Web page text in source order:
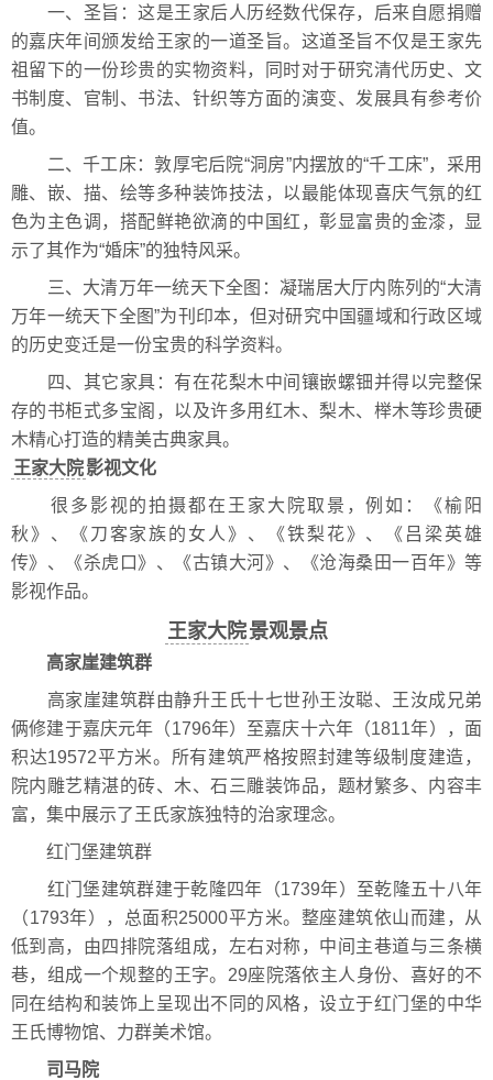
一、圣旨：这是王家后人历经数代保存，后来自愿捐赠
的嘉庆年间颁发给王家的一道圣旨。这道圣旨不仅是王家先
祖留下的一份珍贵的实物资料，同时对于研究清代历史、文
书制度、官制、书法、针织等方面的演变、发展具有参考价
值。
二、千工床：敦厚宅后院“洞房”内摆放的“千工床”，采用
雕、嵌、描、绘等多种装饰技法，以最能体现喜庆气氛的红
色为主色调，搭配鲜艳欲滴的中国红，彰显富贵的金漆，显
示了其作为“婚床”的独特风采。
三、大清万年一统天下全图：凝瑞居大厅内陈列的“大清
万年一统天下全图”为刊印本，但对研究中国疆域和行政区域
的历史变迁是一份宝贵的科学资料。
四、其它家具：有在花梨木中间镶嵌螺钿并得以完整保
存的书柜式多宝阁，以及许多用红木、梨木、榉木等珍贵硬
木精心打造的精美古典家具。
王家大院影视文化
很多影视的拍摄都在王家大院取景，例如：《榆阳
秋》、《刀客家族的女人》、《铁梨花》、《吕梁英雄
传》、《杀虎口》、《古镇大河》、《沧海桑田一百年》等
影视作品。
王家大院景观景点
高家崖建筑群
高家崖建筑群由静升王氏十七世孙王汝聪、王汝成兄弟
俩修建于嘉庆元年（1796年）至嘉庆十六年（1811年），面
积达19572平方米。所有建筑严格按照封建等级制度建造，
院内雕艺精湛的砖、木、石三雕装饰品，题材繁多、内容丰
富，集中展示了王氏家族独特的治家理念。
红门堡建筑群
红门堡建筑群建于乾隆四年（1739年）至乾隆五十八年
（1793年），总面积25000平方米。整座建筑依山而建，从
低到高，由四排院落组成，左右对称，中间主巷道与三条横
巷，组成一个规整的王字。29座院落依主人身份、喜好的不
同在结构和装饰上呈现出不同的风格，设立于红门堡的中华
王氏博物馆、力群美术馆。
司马院